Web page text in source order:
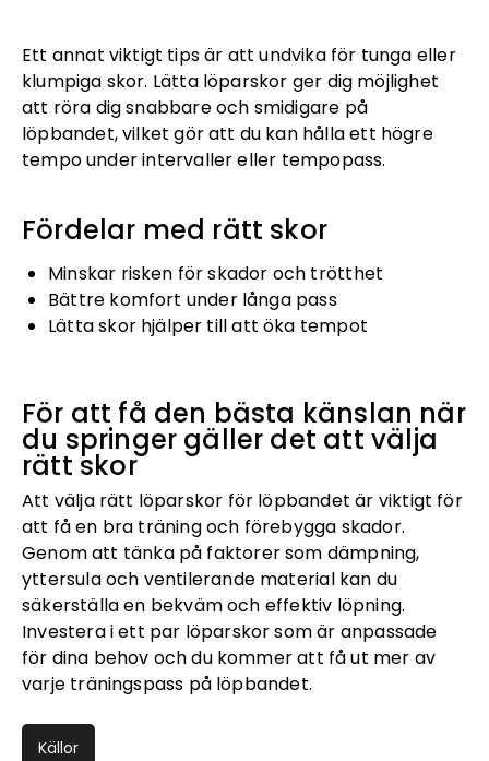
Ett annat viktigt tips är att undvika för tunga eller
klumpiga skor. Lätta löparskor ger dig möjlighet
att röra dig snabbare och smidigare på
löpbandet, vilket gör att du kan hålla ett högre
tempo under intervaller eller tempopass.
Fördelar med rätt skor
Minskar risken för skador och trötthet
Bättre komfort under långa pass
Lätta skor hjälper till att öka tempot
För att få den bästa känslan när
du springer gäller det att välja
rätt skor
Att välja rätt löparskor för löpbandet är viktigt för
att få en bra träning och förebygga skador.
Genom att tänka på faktorer som dämpning,
yttersula och ventilerande material kan du
säkerställa en bekväm och effektiv löpning.
Investera i ett par löparskor som är anpassade
för dina behov och du kommer att få ut mer av
varje träningspass på löpbandet.
Källor